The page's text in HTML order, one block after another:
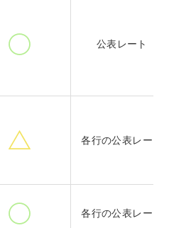
公表レート
各行の公表レート
各行の公表レート